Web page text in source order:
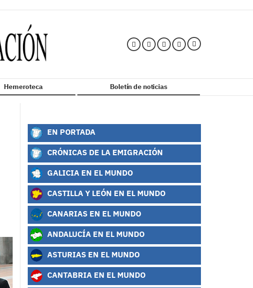
Hemeroteca Boletín de noticias
EN PORTADA
CRÓNICAS DE LA EMIGRACIÓN
GALICIA EN EL MUNDO
CASTILLA Y LEÓN EN EL MUNDO
CANARIAS EN EL MUNDO
ANDALUCÍA EN EL MUNDO
ASTURIAS EN EL MUNDO
CANTABRIA EN EL MUNDO